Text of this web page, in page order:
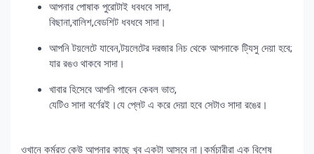
আপনার পোষাক পুরোটাই ধবধবে সাদা,
বিছানা,বালিশ,বেডশিট ধবধবে সাদা।
আপনি টয়লেটে যাবেন,টয়লেটের দরজার নিচ থেকে আপনাকে ট্যিসু দেয়া হবে;
যার রঙও থাকবে সাদা।
খাবার হিসেবে আপনি পাবেন কেবল ভাত,
যেটিও সাদা বর্ণেরই।যে প্লেট এ করে দেয়া হবে সেটাও সাদা রঙের।
ওখানে কর্মরত কেউ আপনার কাছে খুব একটা আসবে না।কর্মচারীরা এক বিশেষ